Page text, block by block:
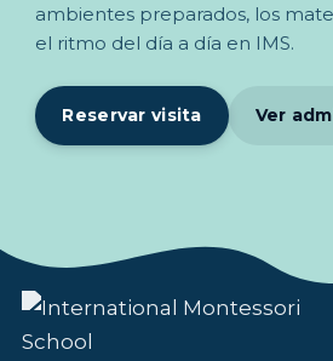
ambientes preparados, los
el ritmo del día a día en IMS.
Reservar visita Ver